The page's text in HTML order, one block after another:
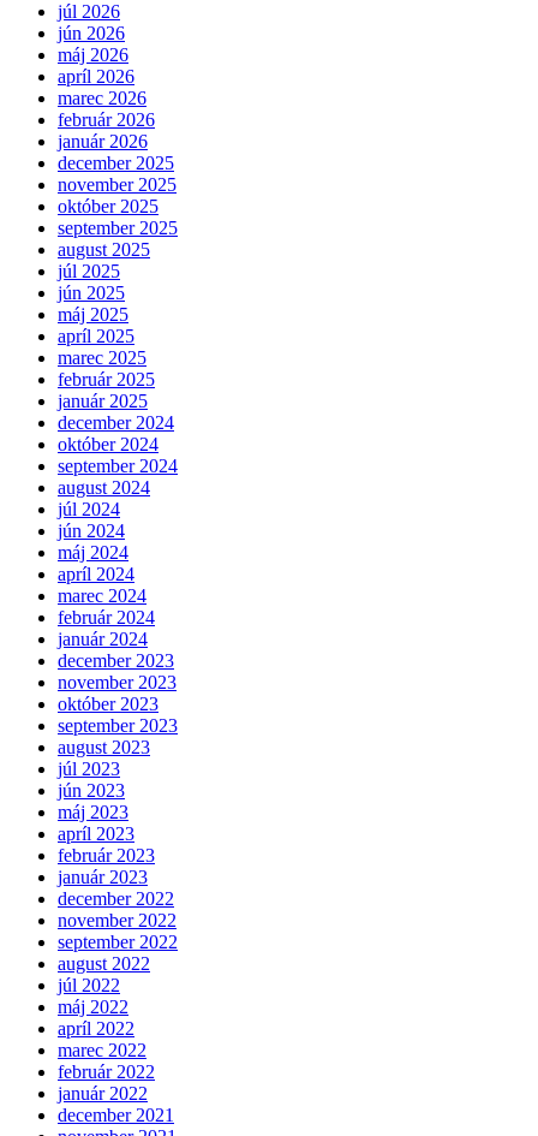
júl 2026
jún 2026
máj 2026
apríl 2026
marec 2026
február 2026
január 2026
december 2025
november 2025
október 2025
september 2025
august 2025
júl 2025
jún 2025
máj 2025
apríl 2025
marec 2025
február 2025
január 2025
december 2024
október 2024
september 2024
august 2024
júl 2024
jún 2024
máj 2024
apríl 2024
marec 2024
február 2024
január 2024
december 2023
november 2023
október 2023
september 2023
august 2023
júl 2023
jún 2023
máj 2023
apríl 2023
február 2023
január 2023
december 2022
november 2022
september 2022
august 2022
júl 2022
máj 2022
apríl 2022
marec 2022
február 2022
január 2022
december 2021